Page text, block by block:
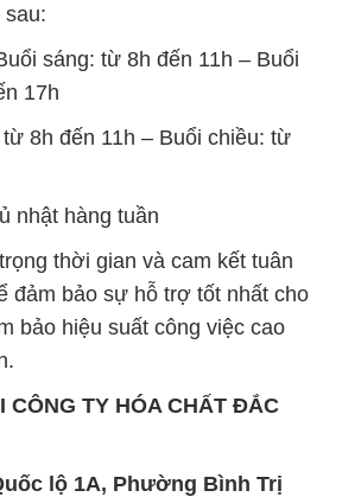
sáng: từ 8h đến 11h – Buổi
17h
8h đến 11h – Buổi chiều: từ
nhật hàng tuần
thời gian và cam kết tuân
đảm bảo sự hỗ trợ tốt nhất cho
bảo hiệu suất công việc cao
CÔNG TY HÓA CHẤT ĐẮC
lộ 1A, Phường Bình Trị